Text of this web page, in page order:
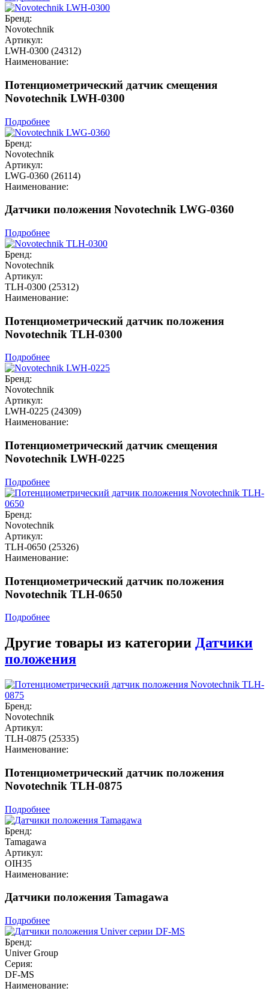
Бренд:
Novotechnik
Артикул:
LWH-0300 (24312)
Наименование:
Потенциометрический датчик смещения
Novotechnik LWH-0300
Подробнее
Бренд:
Novotechnik
Артикул:
LWG-0360 (26114)
Наименование:
Датчики положения Novotechnik LWG-0360
Подробнее
Бренд:
Novotechnik
Артикул:
TLH-0300 (25312)
Наименование:
Потенциометрический датчик положения
Novotechnik TLH-0300
Подробнее
Бренд:
Novotechnik
Артикул:
LWH-0225 (24309)
Наименование:
Потенциометрический датчик смещения
Novotechnik LWH-0225
Подробнее
Бренд:
Novotechnik
Артикул:
TLH-0650 (25326)
Наименование:
Потенциометрический датчик положения
Novotechnik TLH-0650
Подробнее
Другие товары из категории Датчики
положения
Бренд:
Novotechnik
Артикул:
TLH-0875 (25335)
Наименование:
Потенциометрический датчик положения
Novotechnik TLH-0875
Подробнее
Бренд:
Tamagawa
Артикул:
OIH35
Наименование:
Датчики положения Tamagawa
Подробнее
Бренд:
Univer Group
Серия:
DF-MS
Наименование: